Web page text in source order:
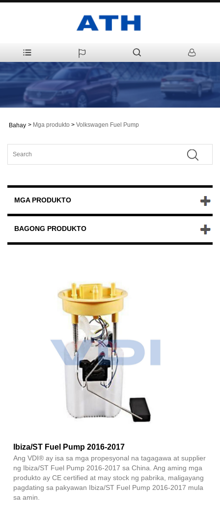
Bahay > Mga produkto > Volkswagen Fuel Pump
MGA PRODUKTO
BAGONG PRODUKTO
Ibiza/ST Fuel Pump 2016-2017
Ang VDI® ay isa sa mga propesyonal na tagagawa at supplier
ng Ibiza/ST Fuel Pump 2016-2017 sa China. Ang aming mga
produkto ay CE certified at may stock ng pabrika, maligayang
pagdating sa pakyawan Ibiza/ST Fuel Pump 2016-2017 mula
sa amin.